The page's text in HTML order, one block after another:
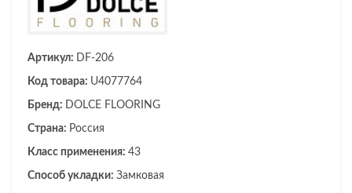
Артикул: DF-206
Код товара: U4077764
Бренд: DOLCE FLOORING
Страна: Россия
Класс применения: 43
Способ укладки: Замковая